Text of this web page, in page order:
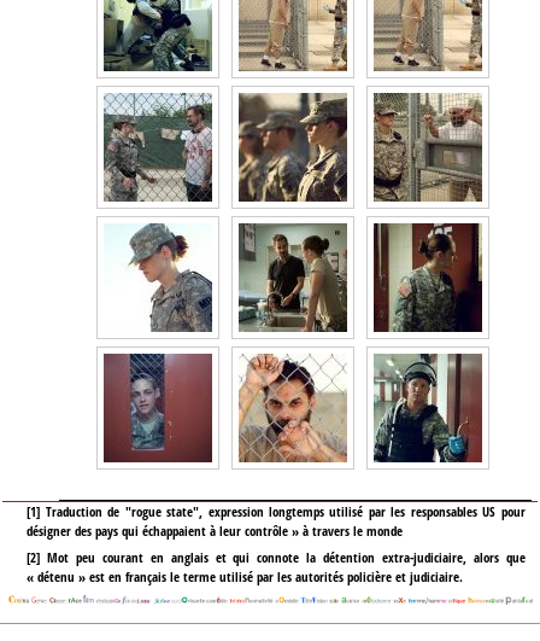
[1] Traduction de "rogue state", expression longtemps utilisé par les responsables US pour
désigner des pays qui échappaient à leur contrôle » à travers le monde
[2]Mot peu courant en anglais et qui connote la détention extra-judiciaire, alors que
« détenu » est en français le terme utilisé par les autorités policière et judiciaire.